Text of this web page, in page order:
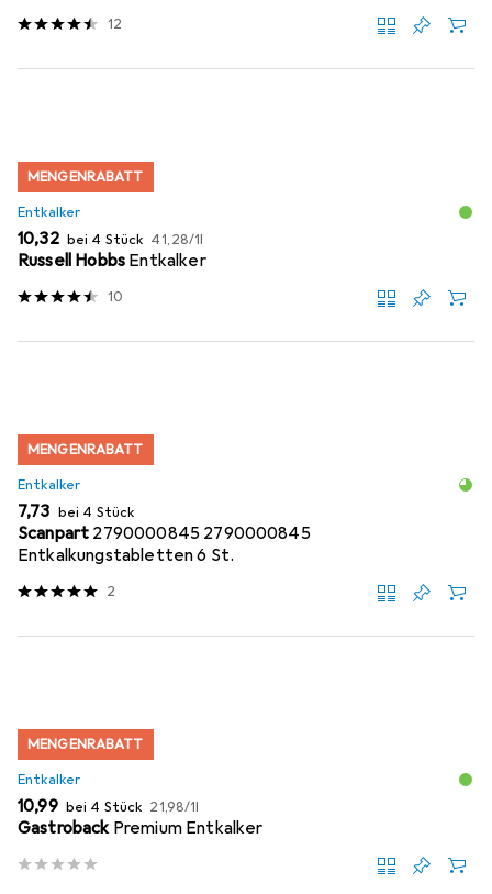
12
MENGENRABATT
Entkalker
EUR
10,32 bei 4 Stück EUR
41,28/1l
Russell Hobbs Entkalker
10
MENGENRABATT
Entkalker
EUR
7,73 bei 4 Stück
Scanpart 2790000845 2790000845
Entkalkungstabletten 6 St.
2
MENGENRABATT
Entkalker
EUR
10,99 bei 4 Stück EUR
21,98/1l
Gastroback Premium Entkalker